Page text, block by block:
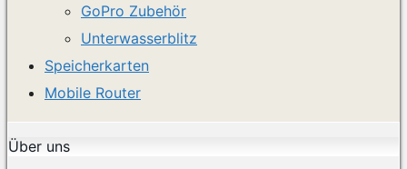
GoPro Zubehör
Unterwasserblitz
Speicherkarten
Mobile Router
Über uns